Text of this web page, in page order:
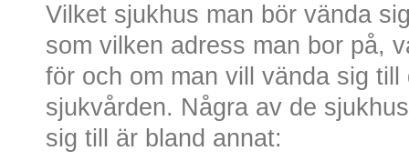
Vilket sjukhus man bör vända
som vilken adress man bor på,
för och om man vill vända sig
sjukvården. Några av de
sig till är bland annat: